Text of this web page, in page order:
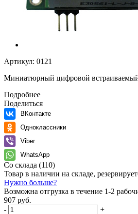
Артикул: 0121
Миниатюрный цифровой встраиваемый
Подробнее
Поделиться
ВКонтакте
Одноклассники
Viber
WhatsApp
Со склада (110)
Товар в наличии на складе,
Нужно больше?
Возможна отгрузка в течение 1-2
907 руб.
-
+